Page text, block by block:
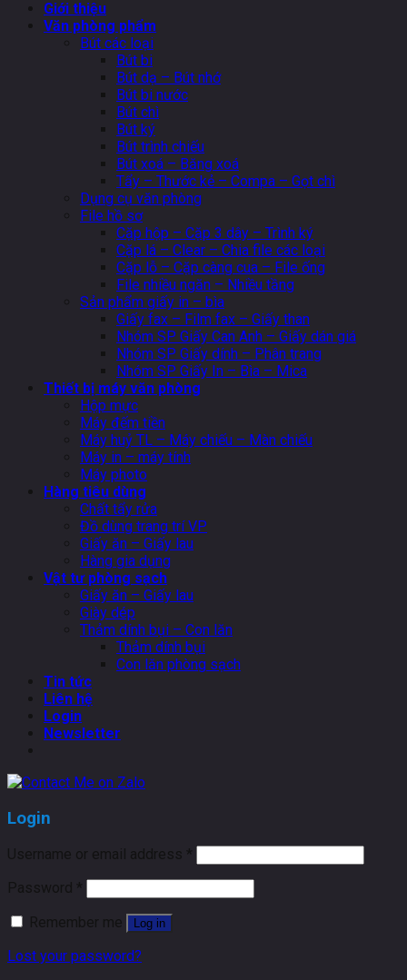
Giới thiệu
Văn phòng phẩm
Bút các loại
Bút bi
Bút dạ – Bút nhớ
Bút bi nước
Bút chì
Bút ký
Bút trình chiếu
Bút xoá – Băng xoá
Tẩy – Thước kẻ – Compa – Gọt chì
Dụng cụ văn phòng
File hồ sơ
Cặp hộp – Cặp 3 dây – Trình ký
Cặp lá – Clear – Chia file các loại
Cặp lỗ – Cặp càng cua – File ống
File nhiều ngăn – Nhiều tầng
Sản phẩm giấy in – bìa
Giấy fax – Film fax – Giấy than
Nhóm SP Giấy Can Anh – Giấy dán giá
Nhóm SP Giấy dính – Phân trang
Nhóm SP Giấy In – Bìa – Mica
Thiết bị máy văn phòng
Hộp mực
Máy đếm tiền
Máy huỷ TL – Máy chiếu – Màn chiếu
Máy in – máy tính
Máy photo
Hàng tiêu dùng
Chất tẩy rửa
Đồ dùng trang trí VP
Giấy ăn – Giấy lau
Hàng gia dụng
Vật tư phòng sạch
Giấy ăn – Giấy lau
Giày dép
Thảm dính bụi – Con lăn
Thảm dính bụi
Con lăn phòng sạch
Tin tức
Liên hệ
Login
Newsletter
Login
Username or email address *
Password *
Remember me
Log in
Lost your password?